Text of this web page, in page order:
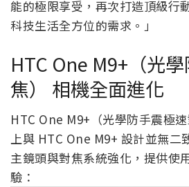
能的極限享受，再次打造頂級行
科技生活全方位的需求。」
HTC One M9+（光
焦） 相機全面進化
HTC One M9+（光學防手震極
上與 HTC One M9+ 設計並無二
主鏡頭與對焦系統強化，提供使
驗：